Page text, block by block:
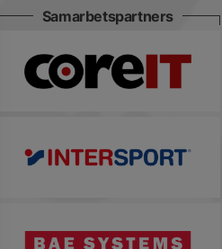
Samarbetspartners